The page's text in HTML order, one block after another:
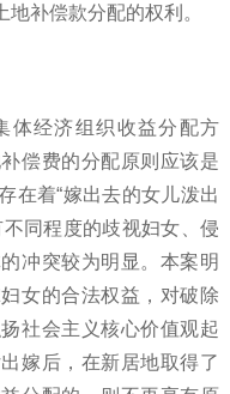
补偿款分配的权利。
体经济组织收益分配方
偿费的分配原则应该是
在着“嫁出去的女儿泼出
同程度的歧视妇女、侵
冲突较为明显。本案明
女的合法权益，对破除
社会主义核心价值观起
嫁后，在新居地取得了